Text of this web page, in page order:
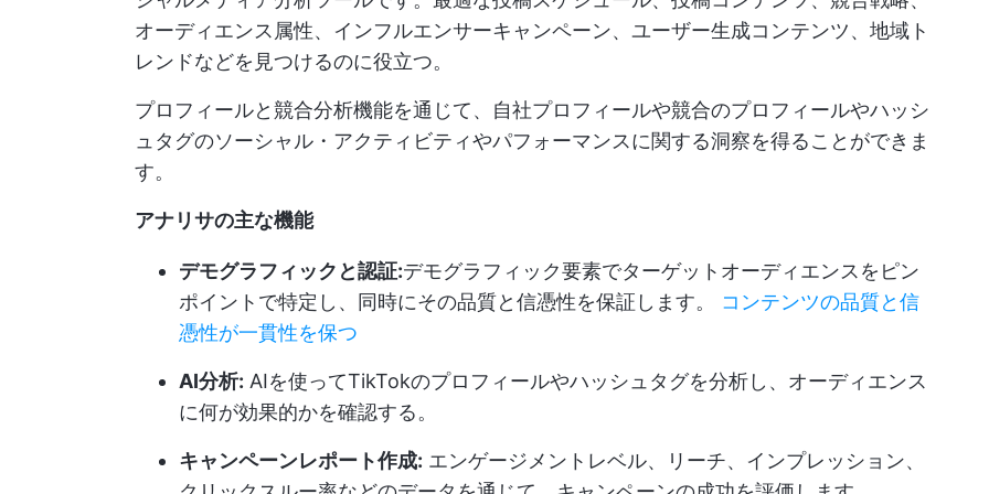
オーディエンス属性、インフルエンサーキャンペーン、ユーザー生成コンテンツ、地域ト
レンドなどを見つけるのに役立つ。
プロフィールと競合分析機能を通じて、自社プロフィールや競合のプロフィールやハッシ
ュタグのソーシャル・アクティビティやパフォーマンスに関する洞察を得ることができま
す。
アナリサの主な機能
デモグラフィックと認証:デモグラフィック要素でターゲットオーディエンスをピン
ポイントで特定し、同時にその品質と信憑性を保証します。 コンテンツの品質と信
憑性が一貫性を保つ
AI分析: AIを使ってTikTokのプロフィールやハッシュタグを分析し、オーディエンス
に何が効果的かを確認する。
キャンペーンレポート作成: エンゲージメントレベル、リーチ、インプレッション、